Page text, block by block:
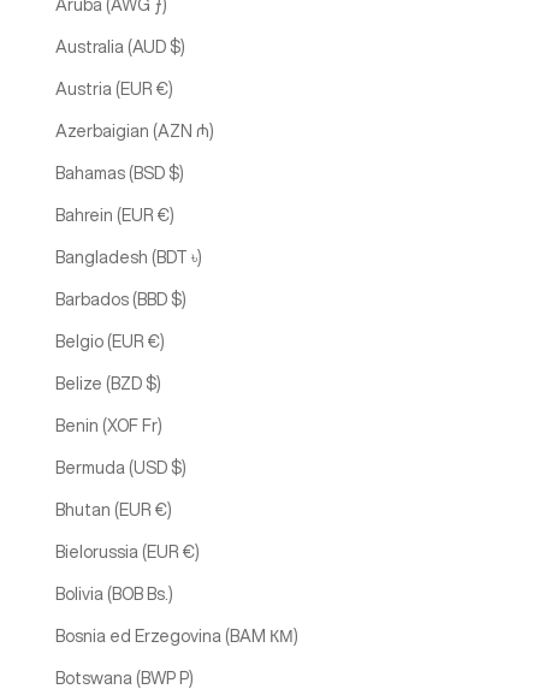
Aruba (AWG ƒ)
Australia (AUD $)
Austria (EUR €)
Azerbaigian (AZN ₼)
Bahamas (BSD $)
Bahrein (EUR €)
Bangladesh (BDT ৳)
Barbados (BBD $)
Belgio (EUR €)
Belize (BZD $)
Benin (XOF Fr)
Bermuda (USD $)
Bhutan (EUR €)
Bielorussia (EUR €)
Bolivia (BOB Bs.)
Bosnia ed Erzegovina (BAM КМ)
Botswana (BWP P)